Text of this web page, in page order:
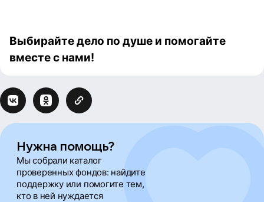
Выбирайте дело по душе и помогайте
вместе с нами!
Нужна помощь?
Мы собрали каталог
проверенных фондов: найдите
поддержку или помогите тем,
кто в ней нуждается